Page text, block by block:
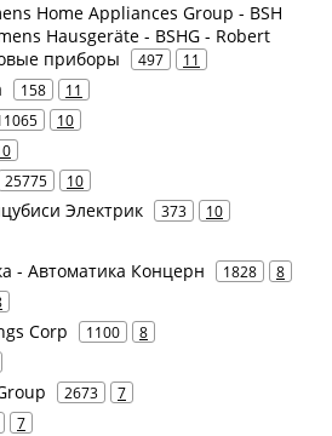
Home Appliances Group - BSH
Hausgeräte - BSHG - Robert
приборы
497 11
158 11
10
25775 10
Электрик 373 10
- Автоматика Концерн 1828 8
Corp 1100 8
2673 7
7